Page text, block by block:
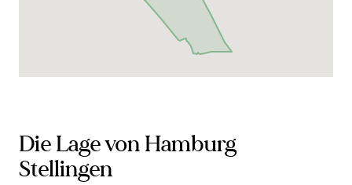
Die Lage von Hamburg
Stellingen